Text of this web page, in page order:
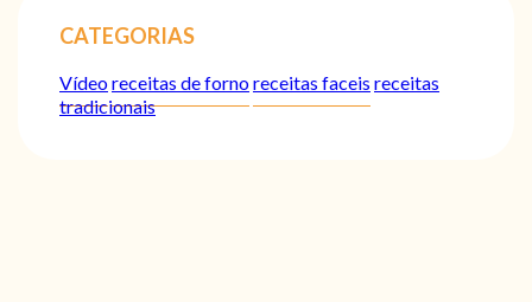
CATEGORIAS
Vídeoreceitas de fornoreceitas faceis receitas
tradicionais